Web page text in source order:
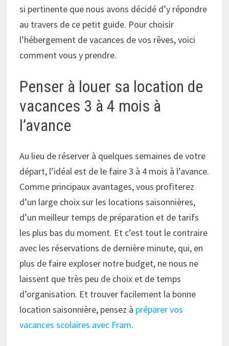
si pertinente que nous avons décidé d’y répondre
au travers de ce petit guide. Pour choisir
l’hébergement de vacances de vos rêves, voici
comment vous y prendre.
Penser à louer sa location de
vacances 3 à 4 mois à
l’avance
Au lieu de réserver à quelques semaines de votre
départ, l’idéal est de le faire 3 à 4 mois à l’avance.
Comme principaux avantages, vous profiterez
d’un large choix sur les locations saisonnières,
d’un meilleur temps de préparation et de tarifs
les plus bas du moment. Et c’est tout le contraire
avec les réservations de dernière minute, qui, en
plus de faire exploser notre budget, ne nous ne
laissent que très peu de choix et de temps
d’organisation. Et trouver facilement la bonne
location saisonnière, pensez à préparer vos
vacances scolaires avec Fram.